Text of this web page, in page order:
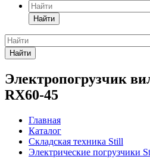
Найти
Найти
Электропогрузчик
RX60-45
Главная
Каталог
Складская техника Still
Электрические погрузчики